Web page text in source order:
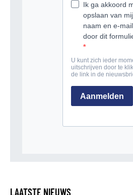
LAATSTE NIEUWS